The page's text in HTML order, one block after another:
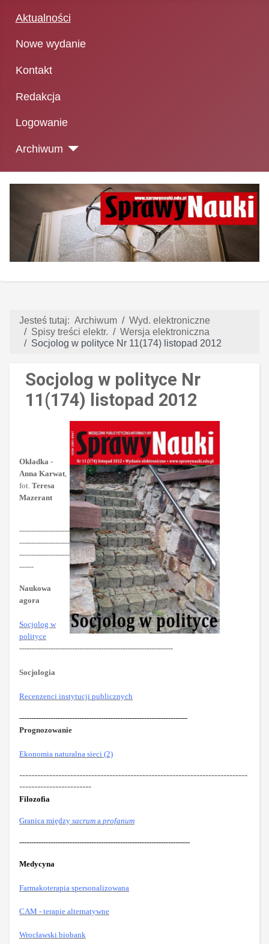
Aktualności
Nowe wydanie
Kontakt
Redakcja
Logowanie
Archiwum
Jesteś tutaj: Archiwum
Wyd. elektroniczne
Spisy treści elektr.
Wersja elektroniczna
Socjolog w polityce Nr 11(174) listopad 2012
Socjolog w polityce Nr
11(174) listopad 2012
Okładka -
Anna Karwat
fot. Teresa
Mazerant
---------------------
---------------------
---------------------
------
Naukowa
agora
Socjolog w
polityce
----------------------------------------------------------------
Socjologia
Recenzenci instytucji publicznych
----------------------------------------------------------------------
Prognozowanie
Ekonomia naturalna sieci (2)
----------------------------------------------------------------------------
------------------------
Filozofia
Granica między sacrum a profanum
-----------------------------------------------------------------------
Medycyna
Farmakoterapia spersonalizowana
CAM - terapie alternatywne
Wrocławski biobank